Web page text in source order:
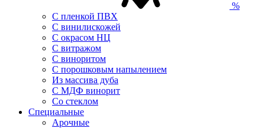
%
С пленкой ПВХ
С винилискожей
С окрасом НЦ
С витражом
С виноритом
С порошковым напылением
Из массива дуба
С МДФ винорит
Со стеклом
Специальные
Арочные